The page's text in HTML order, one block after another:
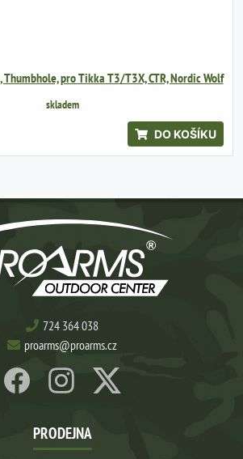
Thumbhole, pro Tikka T3/T3X, CTR, Nordic Wolf
skladem
DO KOŠÍKU
724 364 038
proarms@proarms.cz
PRODEJNA